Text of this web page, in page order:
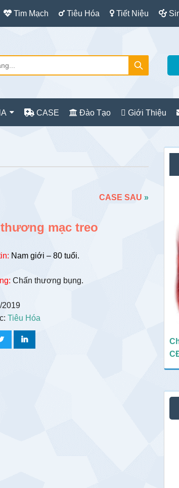
Tim Mạch Tiêu Hóa Tiết Niệu
CASE Đào Tạo Giới Thiệu
CASE SAU »
mạc treo
Nam giới – 80 tuổi.
Chấn thương bụng.
Tiêu Hóa